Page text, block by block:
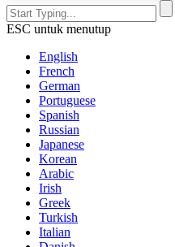
ESC untuk menutup
English
French
German
Portuguese
Spanish
Russian
Japanese
Korean
Arabic
Irish
Greek
Turkish
Italian